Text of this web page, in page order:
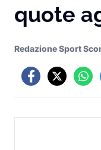
quote
Redazione Sport